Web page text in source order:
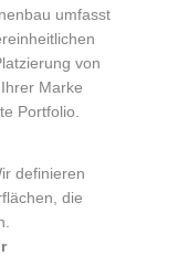
umfasst
von
Marke
Portfolio.
definieren
die